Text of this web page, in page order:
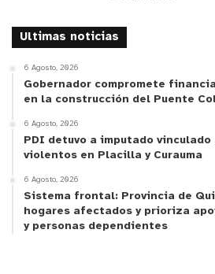
bueno y me siento súper
Esta gestión municipal se
resto de los locales
apuntando no sólo al sector
también a servicios y
Ultimas noticias
6 Agosto, 2026
Gobernador compromete
en la construcción del Puente
6 Agosto, 2026
PDI detuvo a imputado vinculado
violentos en Placilla y Curauma
6 Agosto, 2026
Sistema frontal: Provincia de
hogares afectados y prioriza
y personas dependientes